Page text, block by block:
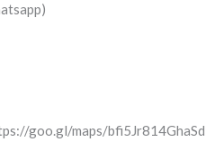
goo.gl/maps/